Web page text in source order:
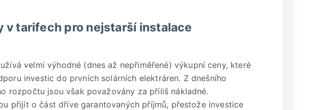
v tarifech pro nejstarší instalace
velmi výhodné (dnes až nepřiměřené) výkupní ceny, které
investic do prvních solárních elektráren. Z dnešního
rozpočtu jsou však považovány za příliš nákladné.
přijít o část dříve garantovaných příjmů, přestože investice